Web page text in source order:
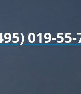
019-55-